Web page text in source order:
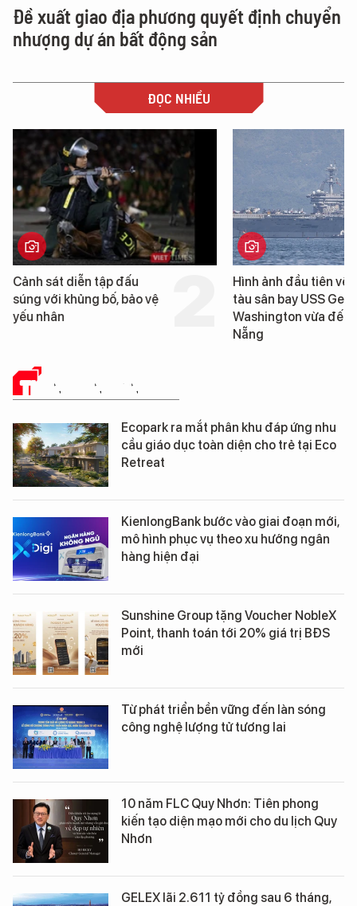
Đề xuất giao địa phương quyết định chuyển
nhượng dự án bất động sản
ĐỌC NHIỀU
sát diễn tập đấu
với khủng bố, bảo vệ
nhân
Hình ảnh đầu tiên về siêu
tàu sân bay USS George
Washington vừa đến Đà
Nẵng
THÔNG TIN CẦN BIẾT
Ecopark ra mắt phân khu đáp ứng nhu
cầu giáo dục toàn diện cho trẻ tại Eco
Retreat
KienlongBank bước vào giai đoạn mới,
mô hình phục vụ theo xu hướng ngân
hàng hiện đại
Sunshine Group tặng Voucher NobleX
Point, thanh toán tới 20% giá trị BĐS
mới
Từ phát triển bền vững đến làn sóng
công nghệ lượng tử tương lai
10 năm FLC Quy Nhơn: Tiên phong
kiến tạo diện mạo mới cho du lịch Quy
Nhơn
GELEX lãi 2.611 tỷ đồng sau 6 tháng,